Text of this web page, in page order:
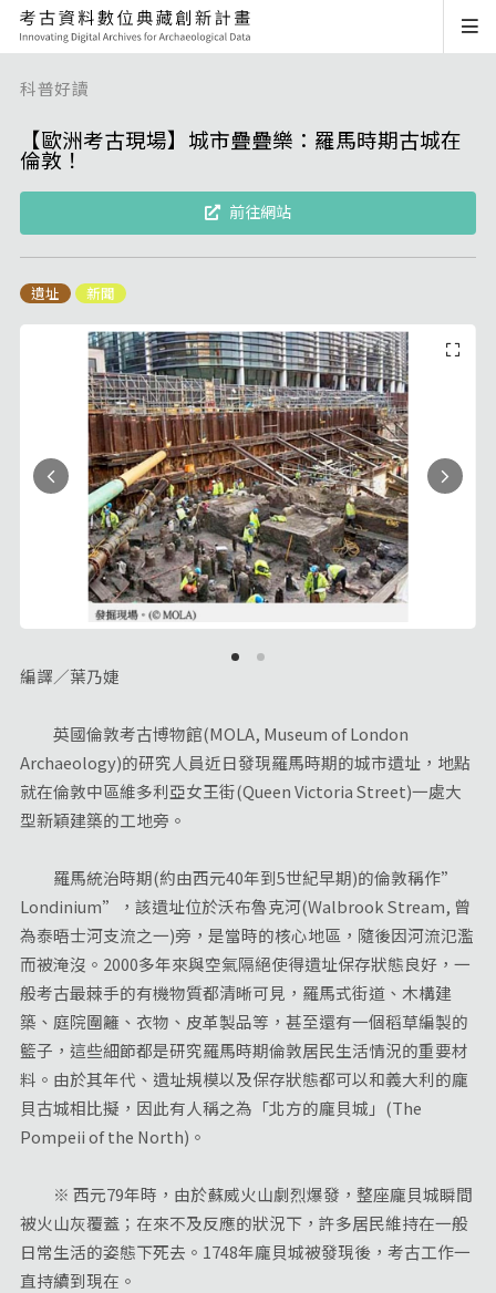
科普好讀
【歐洲考古現場】城市疊疊樂：羅馬時期古城在
倫敦！
前往網站
遺址 新聞
編譯／葉乃婕
英國倫敦考古博物館(MOLA, Museum of London
Archaeology)的研究人員近日發現羅馬時期的城市遺址，地點
就在倫敦中區維多利亞女王街(Queen Victoria Street)一處大
型新穎建築的工地旁。
羅馬統治時期(約由西元40年到5世紀早期)的倫敦稱作”
Londinium”，該遺址位於沃布魯克河(Walbrook Stream, 曾
為泰晤士河支流之一)旁，是當時的核心地區，隨後因河流氾濫
而被淹沒。2000多年來與空氣隔絕使得遺址保存狀態良好，一
般考古最棘手的有機物質都清晰可見，羅馬式街道、木構建
築、庭院圍籬、衣物、皮革製品等，甚至還有一個稻草編製的
籃子，這些細節都是研究羅馬時期倫敦居民生活情況的重要材
料。由於其年代、遺址規模以及保存狀態都可以和義大利的龐
貝古城相比擬，因此有人稱之為「北方的龐貝城」(The
Pompeii of the North)。
※ 西元79年時，由於蘇威火山劇烈爆發，整座龐貝城瞬間
被火山灰覆蓋；在來不及反應的狀況下，許多居民維持在一般
日常生活的姿態下死去。1748年龐貝城被發現後，考古工作一
直持續到現在。